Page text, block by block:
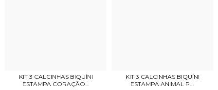
KIT 3 CALCINHAS BIQUÍNI
ESTAMPA CORAÇÃO...
KIT 3 CALCINHAS BIQUÍNI
ESTAMPA ANIMAL P...